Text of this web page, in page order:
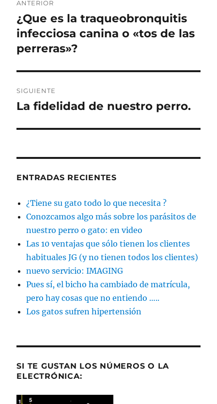
de
entradas
ANTERIOR
Entrada
anterior:
¿Que es la traqueobronquitis
infecciosa canina o «tos de las
perreras»?
SIGUIENTE
Entrada
La fidelidad de nuestro perro.
ENTRADAS RECIENTES
¿Tiene su gato todo lo que necesita ?
Conozcamos algo más sobre los parásitos de
nuestro perro o gato: en video
Las 10 ventajas que sólo tienen los clientes
habituales JG (y no tienen todos los clientes)
nuevo servicio: IMAGING
Pues sí, el bicho ha cambiado de matrícula,
pero hay cosas que no entiendo …..
Los gatos sufren hipertensión
SI TE GUSTAN LOS NÚMEROS O LA
ELECTRÓNICA: